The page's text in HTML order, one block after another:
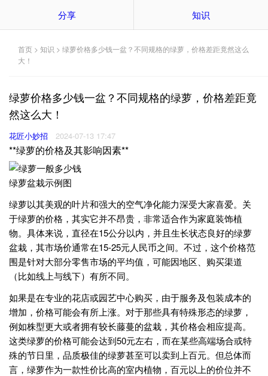
分享 知识
首页 > 知识 > 绿萝价格多少钱一盆？不同规格的绿萝，价格差距竟然这么
大！
绿萝价格多少钱一盆？不同规格的绿萝，价格差距竟
然这么大！
花匠小妙招 2024-07-13 17:47
**绿萝的价格及其影响因素**
绿萝盆栽示例图
绿萝以其美观的叶片和强大的空气净化能力深受大家喜爱。关
于绿萝的价格，其实它并不昂贵，非常适合作为家庭装饰植
物。具体来说，直径在15公分以内，并且生长状态良好的绿萝
盆栽，其市场价通常在15-25元人民币之间。不过，这个价格范
围是针对大部分零售市场的平均值，可能因地区、购买渠道
（比如线上与线下）有所不同。
如果是在专业的花店或园艺中心购买，由于服务及包装成本的
增加，价格可能会有所上涨。对于那些具有特殊形态的绿萝，
例如株型更大或者拥有较长藤蔓的盆栽，其价格会相应提高。
这类绿萝的价格可能会达到50元左右，而在某些高端场合或特
殊的节日里，品质极佳的绿萝甚至可以卖到上百元。但总体而
言，绿萝作为一款性价比高的室内植物，百元以上的价位并不